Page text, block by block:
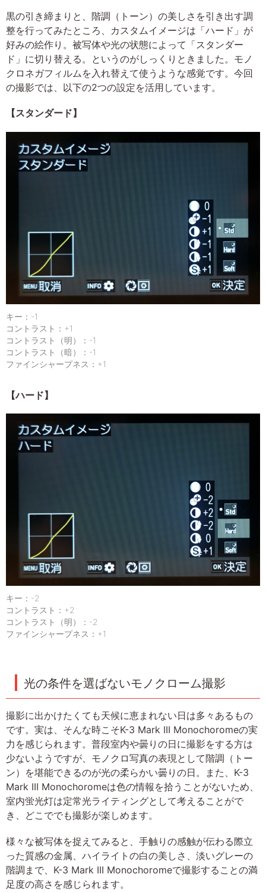
黒の引き締まりと、階調（トーン）の美しさを引き出す調
整を行ってみたところ、カスタムイメージは「ハード」が
好みの絵作り。被写体や光の状態によって「スタンダー
ド」に切り替える。というのがしっくりときました。モノ
クロネガフィルムを入れ替えて使うような感覚です。今回
の撮影では、以下の2つの設定を活用しています。
【スタンダード】
キー：-1
コントラスト：+1
コントラスト（明）：-1
コントラスト（暗）：-1
ファインシャープネス：+1
【ハード】
キー：-2
コントラスト：+2
コントラスト（明）：-2
ファインシャープネス：+1
光の条件を選ばないモノクローム撮影
撮影に出かけたくても天候に恵まれない日は多々あるもの
です。実は、そんな時こそK-3 Mark III Monochoromeの実
力を感じられます。普段室内や曇りの日に撮影をする方は
少ないようですが、モノクロ写真の表現として階調（トー
ン）を堪能できるのが光の柔らかい曇りの日。また、K-3
Mark III Monochoromeは色の情報を拾うことがないため、
室内蛍光灯は定常光ライティングとして考えることがで
き、どこででも撮影が楽しめます。
様々な被写体を捉えてみると、手触りの感触が伝わる際立
った質感の金属、ハイライトの白の美しさ、淡いグレーの
階調まで、K-3 Mark III Monochoromeで撮影することの満
足度の高さを感じられます。